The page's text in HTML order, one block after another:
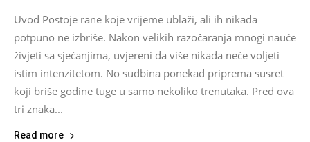
Uvod Postoje rane koje vrijeme ublaži, ali ih nikada
potpuno ne izbriše. Nakon velikih razočaranja mnogi nauče
živjeti sa sjećanjima, uvjereni da više nikada neće voljeti
istim intenzitetom. No sudbina ponekad priprema susret
koji briše godine tuge u samo nekoliko trenutaka. Pred ova
tri znaka...
Read more